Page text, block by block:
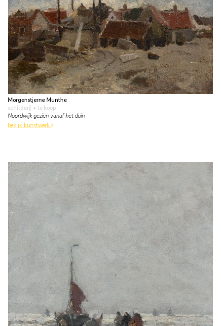
Morgenstjerne Munthe
schilderij • te koop
Noordwijk gezien vanaf het duin
bekijk kunstwerk